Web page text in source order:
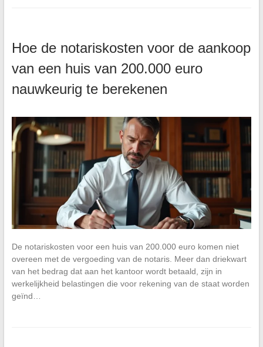
Hoe de notariskosten voor de aankoop
van een huis van 200.000 euro
nauwkeurig te berekenen
De notariskosten voor een huis van 200.000 euro komen niet
overeen met de vergoeding van de notaris. Meer dan driekwart
van het bedrag dat aan het kantoor wordt betaald, zijn in
werkelijkheid belastingen die voor rekening van de staat worden
geïnd…